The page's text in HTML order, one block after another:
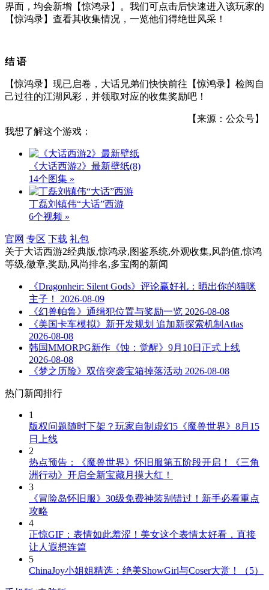
界面，均会新增【惊鸿录】。我们可点击后快速进入该玩家的
【惊鸿录】查看其收集情况，一览他们得绝世风采！
结 语
【惊鸿录】现已启卷，大话兄弟们快快前往【惊鸿录】检阅自
己过往的江湖风彩，并领取对应的收集奖励吧！
【来源：公众号】
我想了解这个游戏：
《大话西游2》最新壁纸(8)
14个图集 »
丁磊刘镇伟“大话”西游
6个视频 »
官网 专区 下载 礼包
关于大话西游2经典版,惊鸿录,图鉴系统,外观收集,风韵值,惊鸿
等级,徽章,奖励,风尚排名,多宝阁的新闻
《Dragonheir: Silent Gods》评论赢好礼：晒出你的猫咪
主子！
2026-08-09
《幻兽帕鲁》通缉犯位置与奖励一览 2026-08-08
《美国卡车模拟》新开发规划 追加新探索机制Atlas
2026-08-08
韩国MMORPG新作《蚀：觉醒》9月10日正式上线
2026-08-08
《梦之历险》双倍突袭宝箱掉落活动 2026-08-08
热门新闻排行
1
版权问题随时下架？玩家自制虚幻5《魔兽世界》8月15
日上线
2
热点预告：《魔兽世界》怀旧服第五阶段开启！《三角
洲行动》开启全新宝藏月摸大红！
3
《冒险岛怀旧服》30级免费神装别错过！新手必看重点
攻略
4
正惊GIF：表情如此羞涩！美女这个表情太好看，直接
让人遐想连篇
5
ChinaJoy小姐姐精选：绝美ShowGirl与Coser大赏！（5）